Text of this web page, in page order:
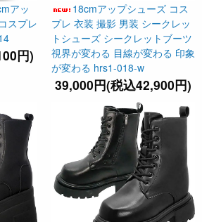
アッ
スプレ
円)
18cmアップシューズ コス
プレ 衣装 撮影 男装 シークレッ
トシューズ シークレットブーツ
視界が変わる 目線が変わる 印象
が変わる hrs1-018-w
39,000円(税込42,900円)